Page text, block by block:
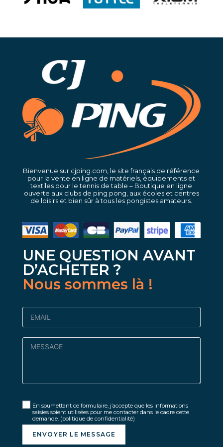
Bienvenue sur cjping.com, le site français de référence
pour la vente en ligne de matériels, équipements et
textiles pour le tennis de table – Boutique en ligne
ouverte aux clubs de ping pong, aux écoles et centres
de loisirs et bien sûr à tous les pongistes amateurs.
UNE QUESTION AVANT
D’ACHETER ?
Nous sommes là !
En soumettant ce formulaire, j’accepte que les informations
saisies soient utilisées pour me contacter dans le cadre cette
demande. (politique de confidentialité)
ENVOYER LE MESSAGE